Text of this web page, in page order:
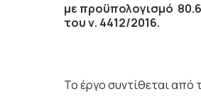
με προϋπολογισμό
του ν. 4412/2016.
Το έργο συντίθεται από